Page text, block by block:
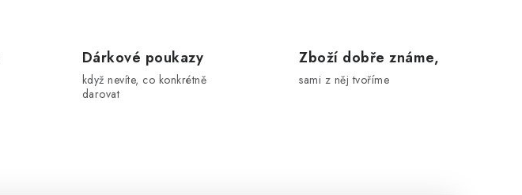
Dárkové poukazy
když nevíte, co konkrétně
darovat
Zboží dobře známe,
sami z něj tvoříme